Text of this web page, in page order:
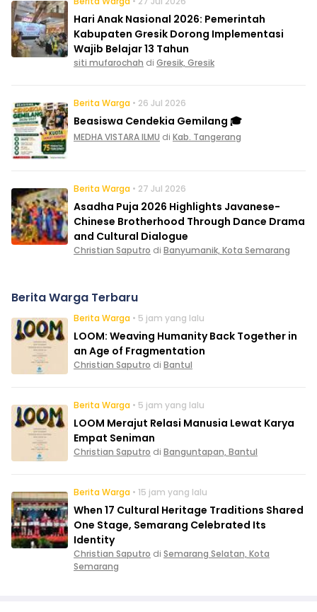
Hari Anak Nasional 2026: Pemerintah
Kabupaten Gresik Dorong Implementasi
Wajib Belajar 13 Tahun
siti mufarochah di Gresik, Gresik
Berita Warga • 26 Jul 2026
Beasiswa Cendekia Gemilang 🎓
MEDHA VISTARA ILMU di Kab. Tangerang
Berita Warga • 27 Jul 2026
Asadha Puja 2026 Highlights Javanese-
Chinese Brotherhood Through Dance Drama
and Cultural Dialogue
Christian Saputro di Banyumanik, Kota Semarang
Berita Warga Terbaru
Berita Warga • 5 jam yang lalu
LOOM: Weaving Humanity Back Together in
an Age of Fragmentation
Christian Saputro di Bantul
Berita Warga • 5 jam yang lalu
LOOM Merajut Relasi Manusia Lewat Karya
Empat Seniman
Christian Saputro di Banguntapan, Bantul
Berita Warga • 15 jam yang lalu
When 17 Cultural Heritage Traditions Shared
One Stage, Semarang Celebrated Its
Identity
Christian Saputro di Semarang Selatan, Kota
Semarang